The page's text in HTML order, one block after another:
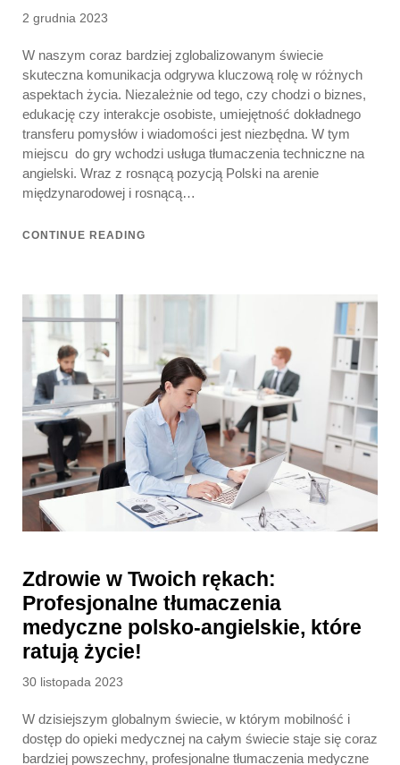
Posted
2 grudnia 2023
W naszym coraz bardziej zglobalizowanym świecie
skuteczna komunikacja odgrywa kluczową rolę w różnych
aspektach życia. Niezależnie od tego, czy chodzi o biznes,
edukację czy interakcje osobiste, umiejętność dokładnego
transferu pomysłów i wiadomości jest niezbędna. W tym
miejscu do gry wchodzi usługa tłumaczenia techniczne na
angielski. Wraz z rosnącą pozycją Polski na arenie
międzynarodowej i rosnącą…
CONTINUE READING
Zdrowie w Twoich rękach:
Profesjonalne tłumaczenia
medyczne polsko-angielskie, które
ratują życie!
Posted
30 listopada 2023
W dzisiejszym globalnym świecie, w którym mobilność i
dostęp do opieki medycznej na całym świecie staje się coraz
bardziej powszechny, profesjonalne tłumaczenia medyczne